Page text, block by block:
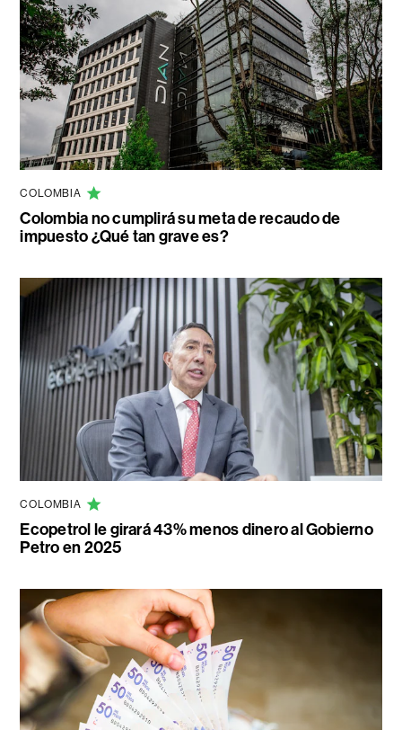
COLOMBIA
Colombia no cumplirá su meta de recaudo de
impuesto ¿Qué tan grave es?
COLOMBIA
Ecopetrol le girará 43% menos dinero al Gobierno
Petro en 2025